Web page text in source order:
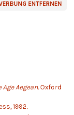
ENTFERNEN
Aegean.Oxford
1992.